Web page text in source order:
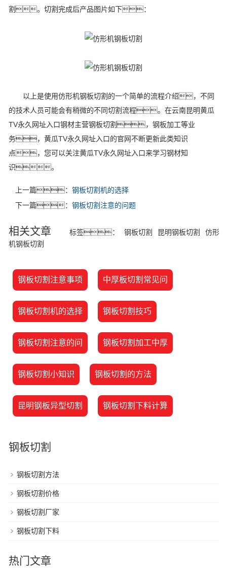
割。切割完成后产品图片如下：
以上是使用仿形机钢板切割的一个简单的流程介绍，不同
的技术人员可能会有稍微的不同切割流程。在云南昆明黄瓜
TV永久网址入口钢材主营钢板切割，钢板加工等业
务，黄瓜TV永久网址入口的官网不断更新此类知识
点，您可以关注黄瓜TV永久网址入口来学习钢材知
识。
上一篇： 钢板切割机的选择
下一篇： 钢板切割注意的问题
相关文章 标签： 钢板切割 昆明钢板切割
仿形
机钢板切割
钢板切割注意事项 中厚板切割常见问
钢板切割机的选择 钢板切割技巧
钢板切割注意的问 钢板切割加工中厚
钢板切割小知识 钢板切割的方法
昆明钢板异型切割 钢板切割下料计算
钢板切割
钢板切割方法
钢板切割价格
钢板切割厂家
钢板切割下料
热门文章